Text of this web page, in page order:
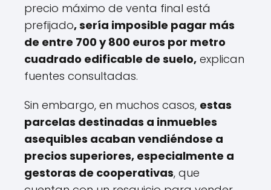
precio máximo de venta final está
prefijado, sería imposible pagar más
de entre 700 y 800 euros por metro
cuadrado edificable de suelo, explican
fuentes consultadas.
Sin embargo, en muchos casos, estas
parcelas destinadas a inmuebles
asequibles acaban vendiéndose a
precios superiores, especialmente a
gestoras de cooperativas, que